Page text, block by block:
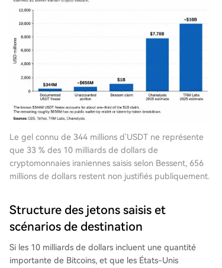
Le gel connu de 344 millions d'USDT ne représente
que 33 % des 10 milliards de dollars de
cryptomonnaies iraniennes saisis selon Bessent, 656
millions de dollars restent non justifiés publiquement.
Structure des jetons saisis et
scénarios de destination
Si les 10 milliards de dollars incluent une quantité
importante de Bitcoins, et que les États-Unis